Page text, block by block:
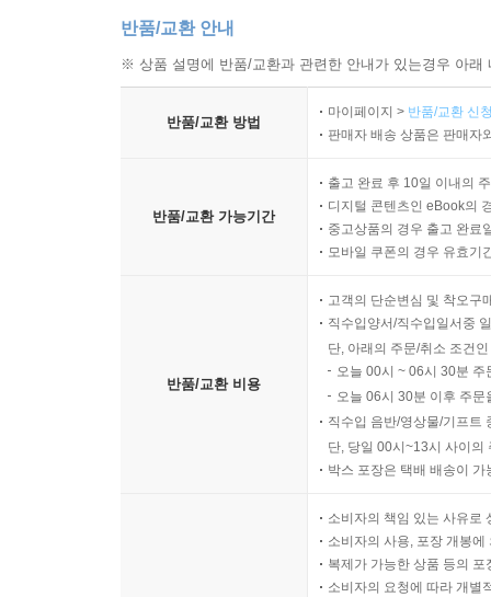
반품/교환 안내
※ 상품 설명에 반품/교환과 관련한 안내가 있는경우 아
반품/교환 방법
마이페이지 > 반품/교환 신
판매자 배송 상품은 판매자
반품/교환 가능기간
출고 완료 후 10일 이내의
디지털 콘텐츠인 eBook의
중고상품의 경우 출고 완료
모바일 쿠폰의 경우 유효기
반품/교환 비용
고객의 단순변심 및 착오구
직수입양서/직수입일서중
단, 아래의 주문/취소 조건
오늘 00시 ~ 06시 30분
오늘 06시 30분 이후 주
직수입 음반/영상물/기프트
단, 당일 00시~13시 사이의
박스 포장은 택배 배송이
소비자의 책임 있는 사유로
소비자의 사용, 포장 개봉
복제가 가능한 상품 등의
소비자의 요청에 따라 개별